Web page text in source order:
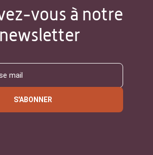
vous à notre
newsletter
S'ABONNER